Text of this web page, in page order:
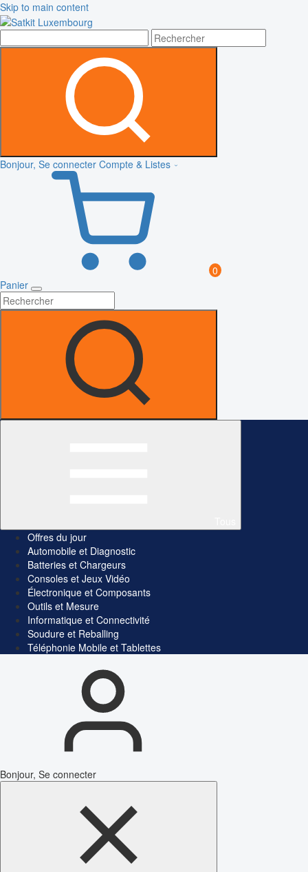
Skip to main content
Bonjour, Se connecter Compte & Listes
0
Panier
Offres du jour
Automobile et Diagnostic
Batteries et Chargeurs
Consoles et Jeux Vidéo
Électronique et Composants
Outils et Mesure
Informatique et Connectivité
Soudure et Reballing
Téléphonie Mobile et Tablettes
Bonjour, Se connecter